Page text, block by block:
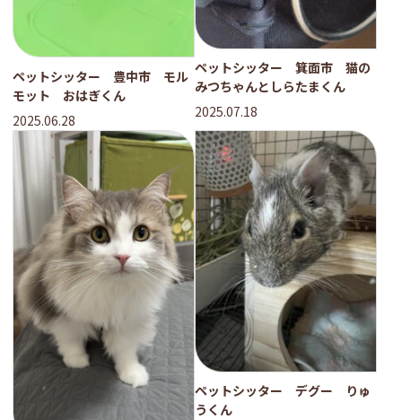
ペットシッター 豊中市 モル
モット おはぎくん
2025.06.28
ペットシッター 箕面市 猫の
みつちゃんとしらたまくん
2025.07.18
ペットシッター デグー りゅ
うくん